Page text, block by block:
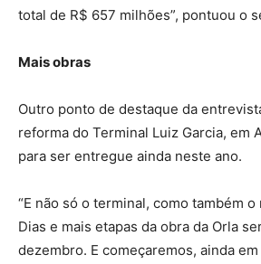
total de R$ 657 milhões”, pontuou o
Mais obras
Outro ponto de destaque da
reforma do Terminal Luiz Garcia, em
para ser entregue ainda neste ano.
“E não só o terminal, como também
Dias e mais etapas da obra da Orla
dezembro. E começaremos, ainda